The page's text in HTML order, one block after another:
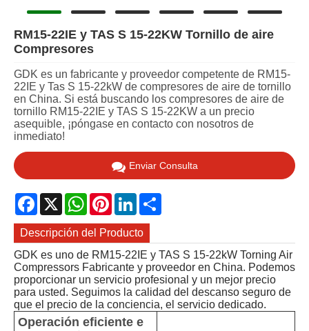
RM15-22IE y TAS S 15-22KW Tornillo de aire
Compresores
GDK es un fabricante y proveedor competente de RM15-
22IE y Tas S 15-22kW de compresores de aire de tornillo
en China. Si está buscando los compresores de aire de
tornillo RM15-22IE y TAS S 15-22KW a un precio
asequible, ¡póngase en contacto con nosotros de
inmediato!
Enviar Consulta
Facebook
X WhatsApp
PinterestLinkedIn
Descripción del Producto
GDK es uno de RM15-22IE y TAS S 15-22kW Torning Air
Compressors Fabricante y proveedor en China. Podemos
proporcionar un servicio profesional y un mejor precio
para usted. Seguimos la calidad del descanso seguro de
que el precio de la conciencia, el servicio dedicado.
Operación eficiente e